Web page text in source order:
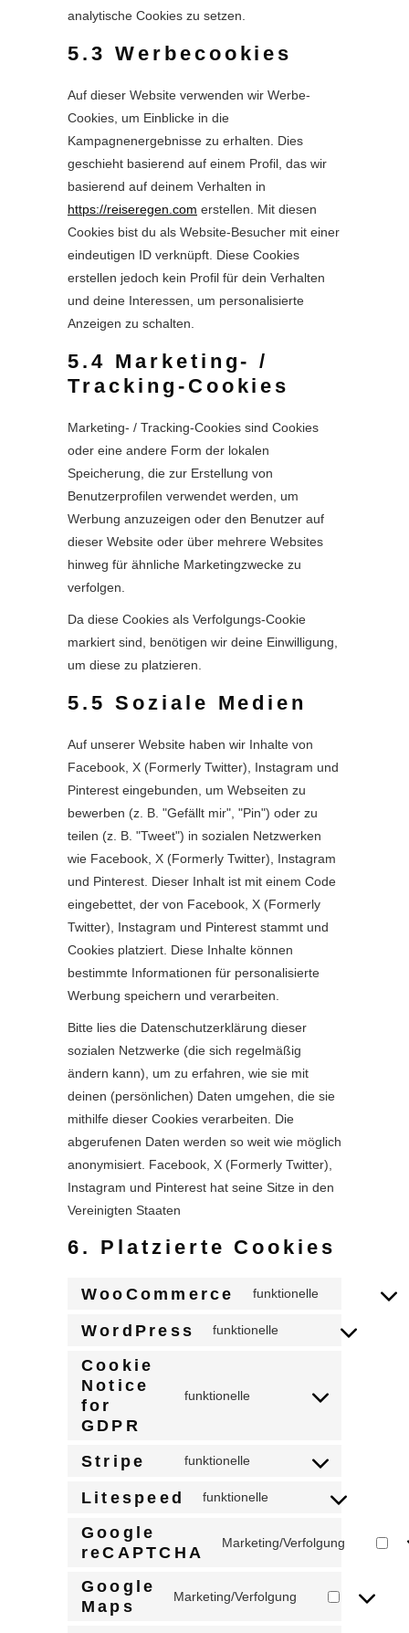
analytische Cookies zu setzen.
5.3 Werbecookies
Auf dieser Website verwenden wir Werbe-
Cookies, um Einblicke in die
Kampagnenergebnisse zu erhalten. Dies
geschieht basierend auf einem Profil, das wir
basierend auf deinem Verhalten in
https://reiseregen.com erstellen. Mit diesen
Cookies bist du als Website-Besucher mit einer
eindeutigen ID verknüpft. Diese Cookies
erstellen jedoch kein Profil für dein Verhalten
und deine Interessen, um personalisierte
Anzeigen zu schalten.
5.4 Marketing- /
Tracking-Cookies
Marketing- / Tracking-Cookies sind Cookies
oder eine andere Form der lokalen
Speicherung, die zur Erstellung von
Benutzerprofilen verwendet werden, um
Werbung anzuzeigen oder den Benutzer auf
dieser Website oder über mehrere Websites
hinweg für ähnliche Marketingzwecke zu
verfolgen.
Da diese Cookies als Verfolgungs-Cookie
markiert sind, benötigen wir deine Einwilligung,
um diese zu platzieren.
5.5 Soziale Medien
Auf unserer Website haben wir Inhalte von
Facebook, X (Formerly Twitter), Instagram und
Pinterest eingebunden, um Webseiten zu
bewerben (z. B. "Gefällt mir", "Pin") oder zu
teilen (z. B. "Tweet") in sozialen Netzwerken
wie Facebook, X (Formerly Twitter), Instagram
und Pinterest. Dieser Inhalt ist mit einem Code
eingebettet, der von Facebook, X (Formerly
Twitter), Instagram und Pinterest stammt und
Cookies platziert. Diese Inhalte können
bestimmte Informationen für personalisierte
Werbung speichern und verarbeiten.
Bitte lies die Datenschutzerklärung dieser
sozialen Netzwerke (die sich regelmäßig
ändern kann), um zu erfahren, wie sie mit
deinen (persönlichen) Daten umgehen, die sie
mithilfe dieser Cookies verarbeiten. Die
abgerufenen Daten werden so weit wie möglich
anonymisiert. Facebook, X (Formerly Twitter),
Instagram und Pinterest hat seine Sitze in den
Vereinigten Staaten
6. Platzierte Cookies
WooCommerce funktionelle
to
WordPress funktionelle
Cookie
Notice
for
GDPR
funktionelle
notice-
gdpr
Stripe funktionelle
to
stripe
Litespeed funktionelle
service
Google
reCAPTCHA
Marketing/Verfolgung
Consent
service
Google
Maps
Marketing/Verfolgung
Consent